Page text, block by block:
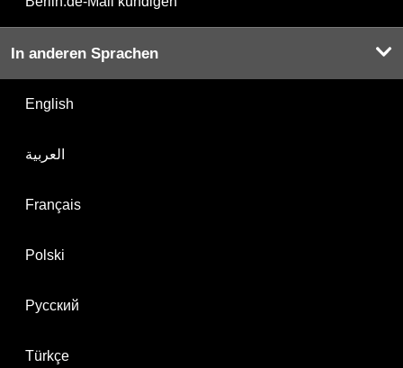
In anderen Sprachen
English
العربية
Français
Polski
Русский
Türkçe